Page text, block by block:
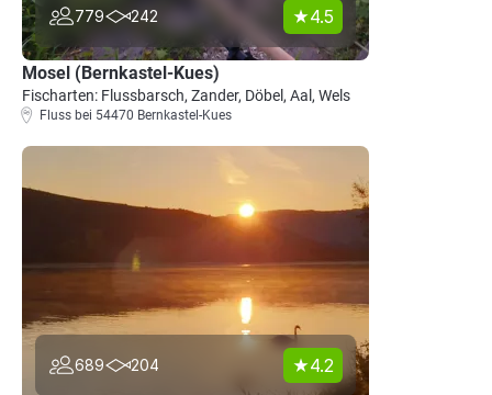
779 242 4.5
Mosel (Bernkastel-Kues)
Fischarten: Flussbarsch, Zander, Döbel, Aal, Wels
Fluss bei 54470 Bernkastel-Kues
689 204 4.2